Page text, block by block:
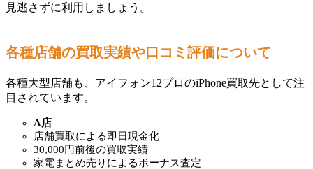
見逃さずに利用しましょう。
各種店舗の買取実績や口コミ評価について
各種大型店舗も、アイフォン12プロのiPhone買取先として注
目されています。
A店
店舗買取による即日現金化
30,000円前後の買取実績
家電まとめ売りによるボーナス査定